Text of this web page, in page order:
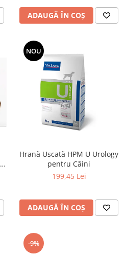
ADAUGĂ ÎN COȘ
NOU
Hrană Uscată HPM U Urology
pentru Câini
199,45 Lei
ADAUGĂ ÎN COȘ
-9%